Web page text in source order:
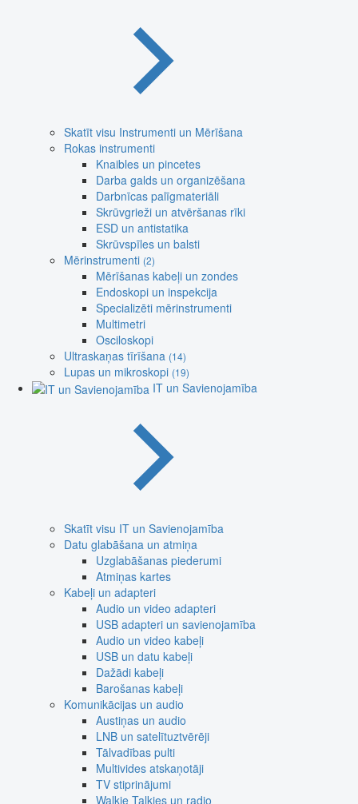
Skatīt visu Instrumenti un Mērīšana
Rokas instrumenti
Knaibles un pincetes
Darba galds un organizēšana
Darbnīcas palīgmateriāli
Skrūvgrieži un atvēršanas rīki
ESD un antistatika
Skrūvspīles un balsti
Mērinstrumenti (2)
Mērīšanas kabeļi un zondes
Endoskopi un inspekcija
Specializēti mērinstrumenti
Multimetri
Osciloskopi
Ultraskaņas tīrīšana (14)
Lupas un mikroskopi (19)
IT un Savienojamība
Skatīt visu IT un Savienojamība
Datu glabāšana un atmiņa
Uzglabāšanas piederumi
Atmiņas kartes
Kabeļi un adapteri
Audio un video adapteri
USB adapteri un savienojamība
Audio un video kabeļi
USB un datu kabeļi
Dažādi kabeļi
Barošanas kabeļi
Komunikācijas un audio
Austiņas un audio
LNB un satelītuztvērēji
Tālvadības pulti
Multivides atskaņotāji
TV stiprinājumi
Walkie Talkies un radio